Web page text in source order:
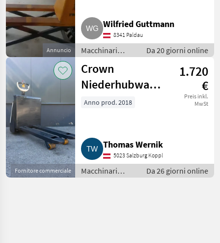
Annuncio
Wilfried Guttmann
8341 Paldau
Macchinari
elevatori e per
magazzino /
Carrello
elevatore
Da 20 giorni online
Fornitore commerciale
Crown
Niederhubwagen
mit Top-
1.720
€
Preis inkl.
MwSt
Anno prod. 2018
Thomas Wernik
5023 Salzburg Koppl
Macchinari
elevatori e per
Da 26 giorni online